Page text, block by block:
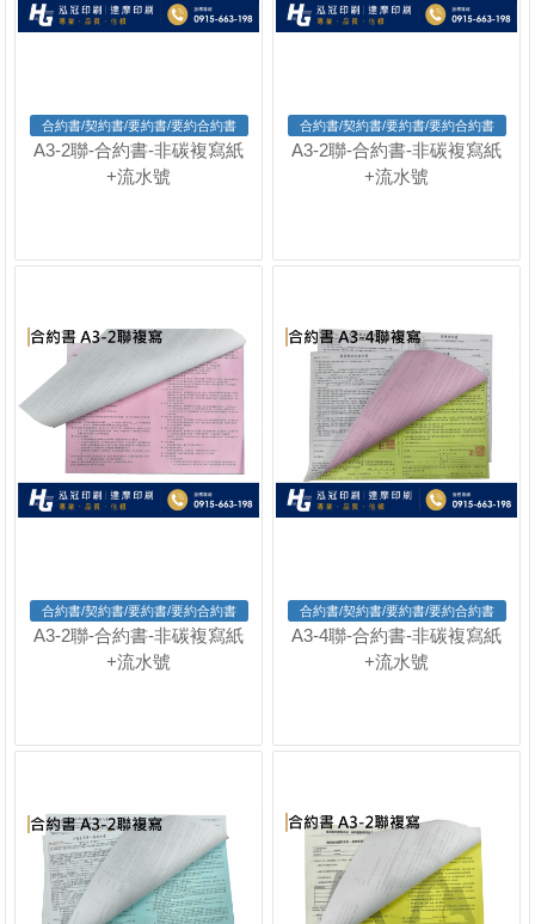
合約書/契約書/要約書/要約合約書
A3-2聯-合約書-非碳複寫紙
+流水號
合約書/契約書/要約書/要約合約書
A3-2聯-合約書-非碳複寫紙
+流水號
合約書/契約書/要約書/要約合約書
A3-2聯-合約書-非碳複寫紙
+流水號
合約書/契約書/要約書/要約合約書
A3-4聯-合約書-非碳複寫紙
+流水號